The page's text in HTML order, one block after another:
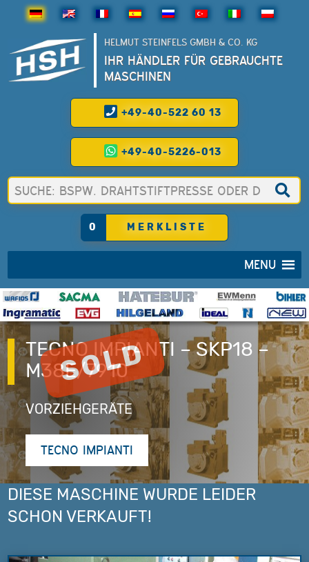
HELMUT STEINFELS GMBH & CO. KG
IHR HÄNDLER FÜR GEBRAUCHTE
MASCHINEN
+49-40-522 60 13
+49-40-5226-013
0 MERKLISTE
MENU
TECNO IMPIANTI – SKP18 –
M38E/7910
VORZIEHGERÄTE
TECNO IMPIANTI
DIESE MASCHINE WURDE LEIDER
SCHON VERKAUFT!